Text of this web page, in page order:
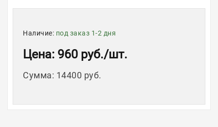
Наличие: под заказ 1-2 дня
Цена: 960 руб./шт.
Сумма: 14400 руб.